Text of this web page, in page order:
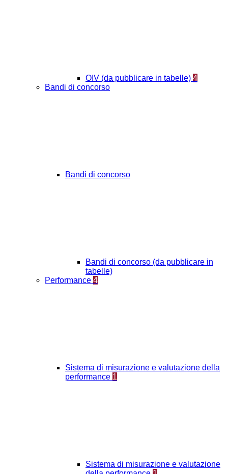
OIV (da pubblicare in tabelle) 4
Bandi di concorso
Bandi di concorso
Bandi di concorso (da pubblicare in
tabelle)
Performance 4
Sistema di misurazione e valutazione della
performance 1
Sistema di misurazione e valutazione